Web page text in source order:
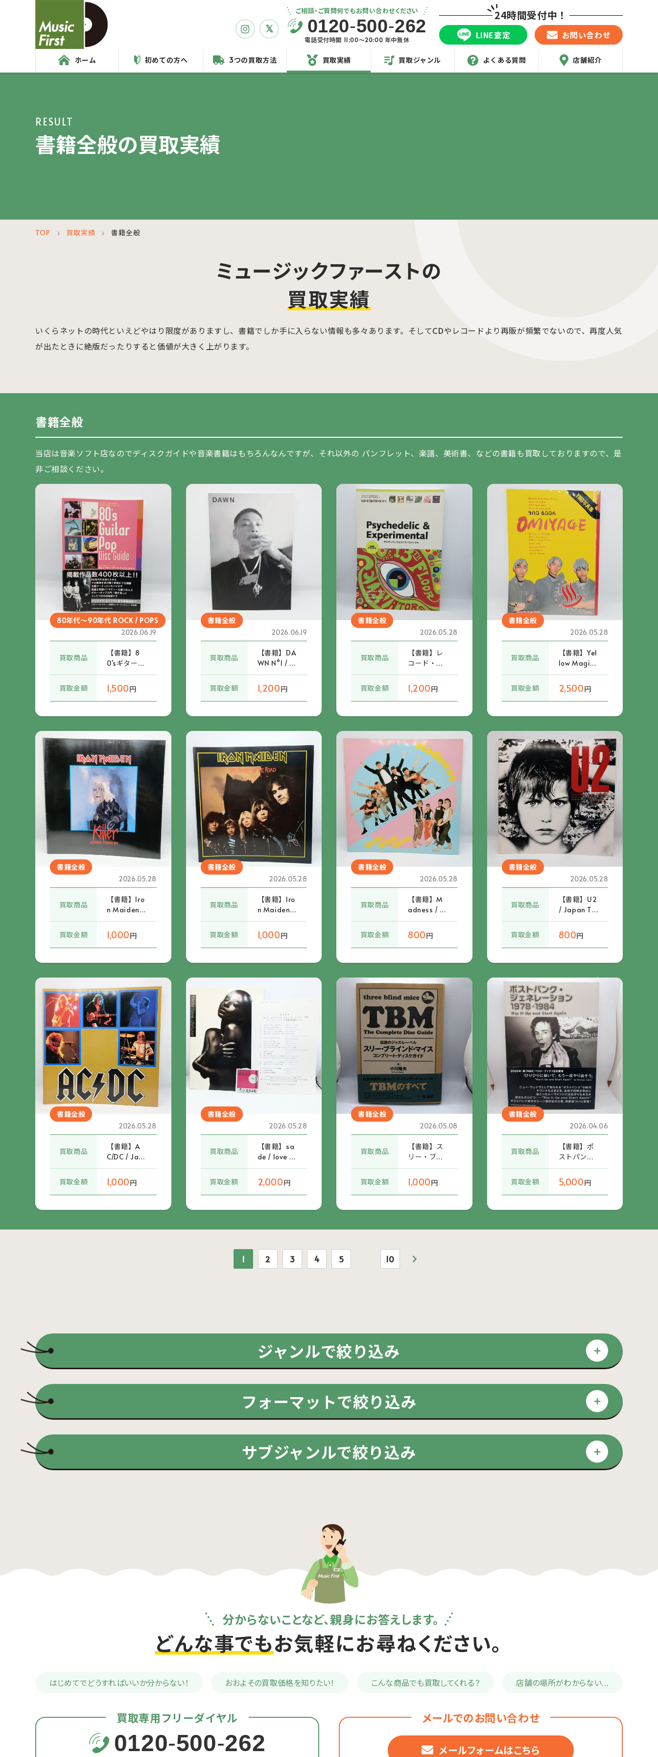
ホーム 初めての方へ 3つの買取方法 買取実績 買取ジャンル よくある質問 店舗紹介
ご相談・ご質問何でもお問い合わせください
0120-500-262
電話受付時間 11:00〜20:00 年中無休
24時間受付中！
LINE査定 お問い合わせ
RESULT
書籍全般の買取実績
TOP ＞ 買取実績 ＞ 書籍全般
ミュージックファーストの
買取実績
いくらネットの時代といえどやはり限度がありますし、書籍でしか手に入らない情報も多々あります。そしてCDやレコードより再販が頻繁でないので、再度人気
が出たときに絶版だったりすると価値が大きく上がります。
書籍全般
当店は音楽ソフト店なのでディスクガイドや音楽書籍はもちろんなんですが、それ以外の パンフレット、楽譜、美術書、などの書籍も買取しておりますので、是
非ご相談ください。
80年代～90年代 ROCK / POPS
2026.06.19
買取商品
【書籍】8
0'sギター・
ポップ・
ディスク・
ガイド (ISB
N97844016
39175) 帯付
買取金額 1,500円
書籍全般
2026.06.19
買取商品
【書籍】DA
WN N°1 / IN
DEPENDENT
STREET CUL
TURE MAG
AZINE FRO
M TOKYO
買取金額 1,200円
書籍全般
2026.05.28
買取商品
【書籍】レ
コード・コ
レクターズ
増刊 サイケ
デリック&
エクスペリ
メンタル (4
買取金額 1,200円
書籍全般
2026.05.28
買取商品
【書籍】Yel
low Magic
Orchestra
/ YMO BO
OK OMIYA
GE
買取金額 2,500円
書籍全般
2026.05.28
買取商品
【書籍】Iro
n Maiden /
Liller Japa
n Tour 1981
パンフレッ
ト
買取金額 1,000円
書籍全般
2026.05.28
買取商品
【書籍】Iro
n Maiden /
The Beast
On The Roa
d Japan To
ur 1982 パ
ンフレット
買取金額 1,000円
書籍全般
2026.05.28
買取商品
【書籍】M
adness / B
ow Wow Wo
w / Japan
Tour 1982
パンフレッ
ト
買取金額 800円
書籍全般
2026.05.28
買取商品
【書籍】U2
/ Japan To
ur 1983 パ
ンフレット
買取金額 800円
書籍全般
2026.05.28
買取商品
【書籍】A
C/DC / Jap
an Tour 198
2 パンフ
レット
買取金額 1,000円
書籍全般
2026.05.28
買取商品
【書籍】sa
de / love d
eluxe world
tour 1993
パンフレッ
ト 曲目リス
ト/ステージ
買取金額 2,000円
書籍全般
2026.05.08
買取商品
【書籍】ス
リー・ブラ
インド・マ
イス コンプ
リート・
ディスクガ
イド ~伝説
レーベル~ /
5447795)
買取金額 1,000円
書籍全般
2026.04.06
買取商品
【書籍】ポ
ストパン
ク・ジェネ
レーション 1
978-1984
(ISBN978-
4-401-634
買取金額 5,000円
1 2 3 4 5 10
ジャンルで絞り込み
フォーマットで絞り込み
サブジャンルで絞り込み
分からないことなど、親身にお答えします。
どんな事でもお気軽にお尋ねください。
はじめてでどうすればいいか分からない！ おおよその買取価格を知りたい！ こんな商品でも買取してくれる？ 店舗の場所がわからない…
買取専用フリーダイヤル
0120-500-262
メールでのお問い合わせ
メールフォームはこちら